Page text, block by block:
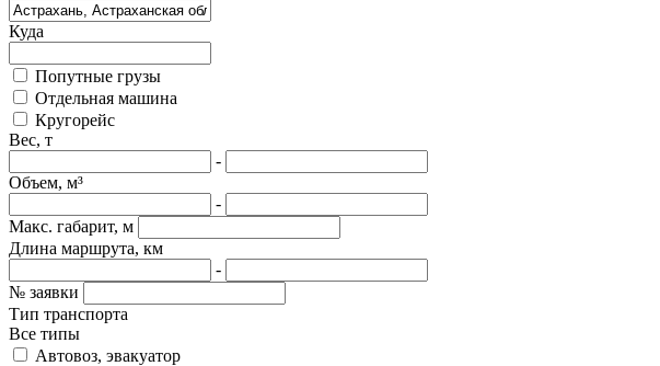
Куда
Попутные грузы
Отдельная машина
Кругорейс
Вес, т
-
Объем, м³
-
Макс. габарит, м
Длина маршрута, км
-
№ заявки
Тип транспорта
Все типы
Автовоз, эвакуатор